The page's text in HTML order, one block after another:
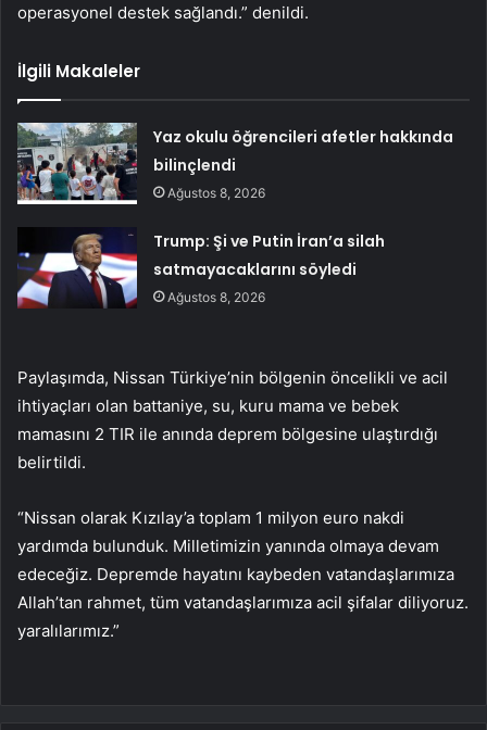
operasyonel destek sağlandı.” denildi.
İlgili Makaleler
Yaz okulu öğrencileri afetler hakkında
bilinçlendi
Ağustos 8, 2026
Trump: Şi ve Putin İran’a silah
satmayacaklarını söyledi
Ağustos 8, 2026
Paylaşımda, Nissan Türkiye’nin bölgenin öncelikli ve acil
ihtiyaçları olan battaniye, su, kuru mama ve bebek
mamasını 2 TIR ile anında deprem bölgesine ulaştırdığı
belirtildi.
“Nissan olarak Kızılay’a toplam 1 milyon euro nakdi
yardımda bulunduk. Milletimizin yanında olmaya devam
edeceğiz. Depremde hayatını kaybeden vatandaşlarımıza
Allah’tan rahmet, tüm vatandaşlarımıza acil şifalar diliyoruz.
yaralılarımız.”